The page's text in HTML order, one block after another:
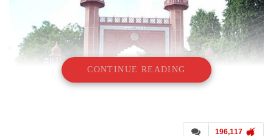
CONTINUE READING
196,117